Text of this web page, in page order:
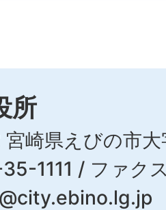
所
崎県えびの市大
1111 / ファ